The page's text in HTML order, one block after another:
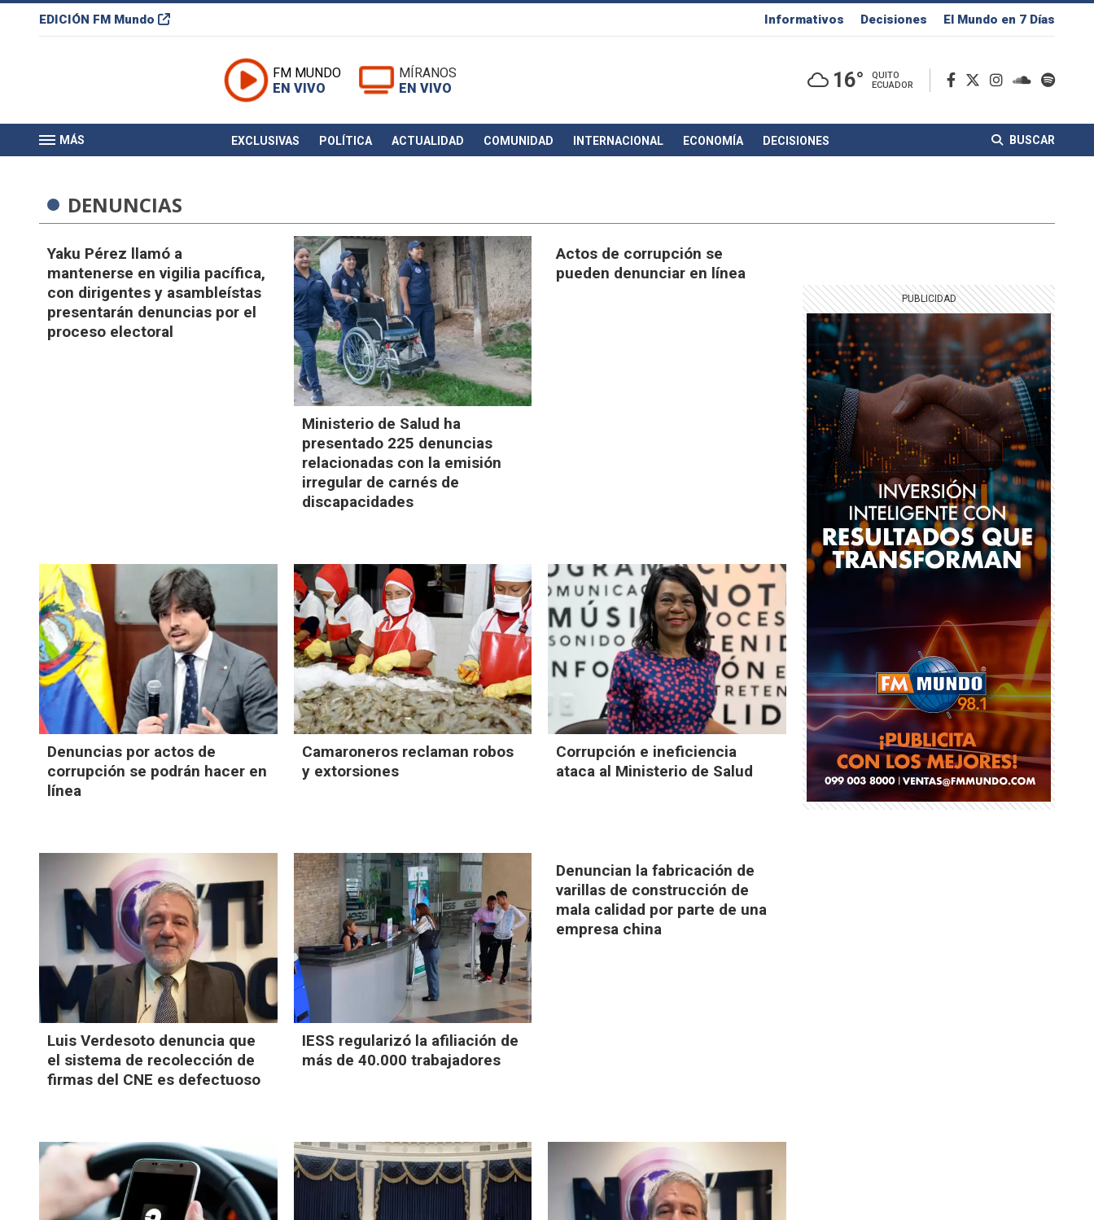
EDICIÓN FM Mundo Informativos Decisiones El Mundo en 7 Días
FM MUNDO
EN VIVO
MÍRANOS
EN VIVO
16°
QUITO
ECUADOR
MÁS EXCLUSIVAS POLÍTICA ACTUALIDAD COMUNIDAD INTERNACIONAL ECONOMÍA DECISIONES BUSCAR
DENUNCIAS
Yaku Pérez llamó a
mantenerse en vigilia pacífica,
con dirigentes y asambleístas
presentarán denuncias por el
proceso electoral
Ministerio de Salud ha
presentado 225 denuncias
relacionadas con la emisión
irregular de carnés de
discapacidades
Actos de corrupción se
pueden denunciar en línea
Denuncias por actos de
corrupción se podrán hacer en
línea
Camaroneros reclaman robos
y extorsiones
Corrupción e ineficiencia
ataca al Ministerio de Salud
Luis Verdesoto denuncia que
el sistema de recolección de
firmas del CNE es defectuoso
IESS regularizó la afiliación de
más de 40.000 trabajadores
Denuncian la fabricación de
varillas de construcción de
mala calidad por parte de una
empresa china